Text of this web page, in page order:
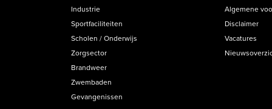
Industrie
Sportfaciliteiten
Scholen / Onderwijs
Zorgsector
Brandweer
Zwembaden
Gevangenissen
Algemene
Disclaimer
Vacatures